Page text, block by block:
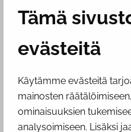
Tämä
evästeitä
Käytämme evästeitä
mainosten
ominaisuuksien
analysoimiseen. Lisäksi